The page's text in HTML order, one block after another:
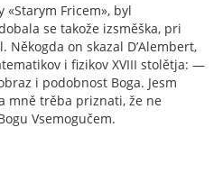
«Starym Fricem», byl
se takože izsměška, pri
Někogda on skazal D’Alembert,
i fizikov XVIII stolětja: —
i podobnost Boga. Jesm
mně trěba priznati, že ne
Vsemogučem.